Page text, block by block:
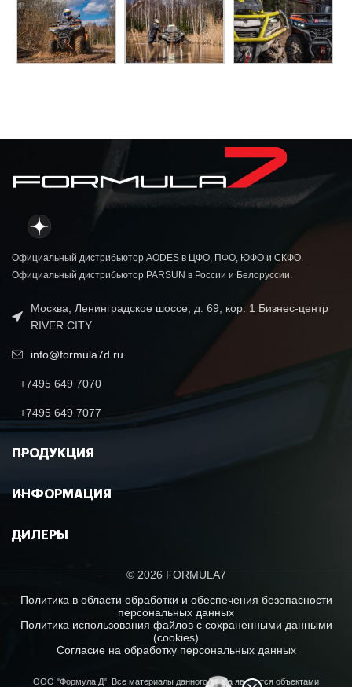
Официальный дистрибьютор AODES в ЦФО, ПФО, ЮФО и СКФО.
Официальный дистрибьютор PARSUN в России и Белоруссии.
Москва, Ленинградское шоссе, д. 69, кор. 1 Бизнес-центр
RIVER CITY
info@formula7d.ru
+7495 649 7070
+7495 649 7077
ПРОДУКЦИЯ
ИНФОРМАЦИЯ
ДИЛЕРЫ
© 2026 FORMULA7
Политика в области обработки и обеспечения безопасности
персональных данных
Политика использования файлов с сохраненными данными
(cookies)
Согласие на обработку персональных данных
ООО "Формула Д". Все материалы данного сайта являются объектами